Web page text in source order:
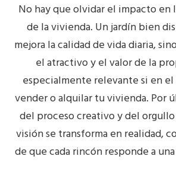
No hay que olvidar el impacto en
de la vivienda. Un jardín bien
mejora la calidad de vida diaria,
el atractivo y el valor de la
especialmente relevante si en
vender o alquilar tu vivienda. Por
del proceso creativo y del
visión se transforma en realidad,
de que cada rincón responde a